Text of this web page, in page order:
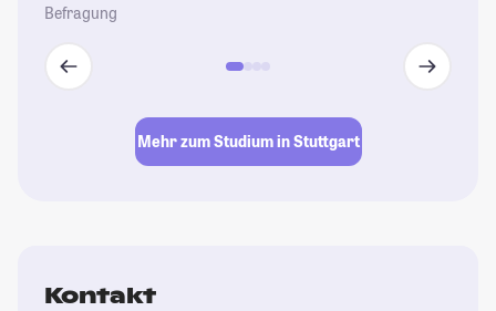
Befragung
Mehr zum Studium in Stuttgart
Kontakt